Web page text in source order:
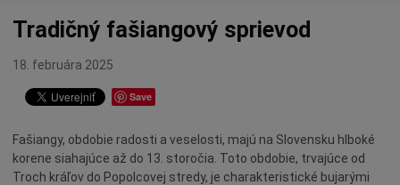
Spravodajstvo
Parkovacia politika
Kultúra
Dotácie
Údržba
Tradičný fašiangový sprievod
18. februára 2025
Save
Fašiangy, obdobie radosti a veselosti, majú na Slovensku hlboké
korene siahajúce až do 13. storočia. Toto obdobie, trvajúce od
Troch kráľov do Popolcovej stredy, je charakteristické bujarými